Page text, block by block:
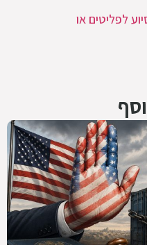
לפליטים או